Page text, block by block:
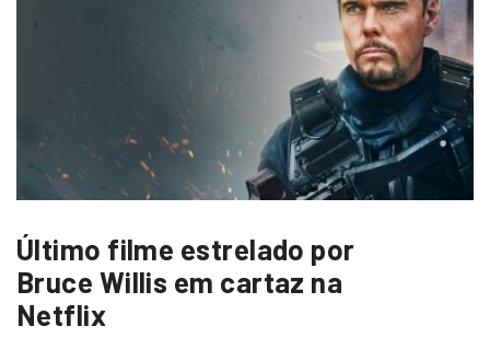
Último filme estrelado por
Bruce Willis em cartaz na
Netflix